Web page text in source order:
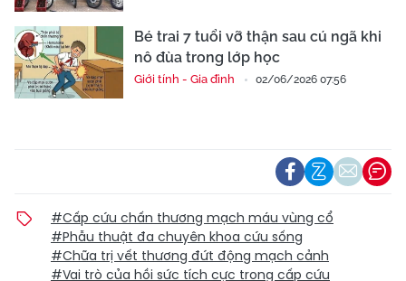
Bé trai 7 tuổi vỡ thận sau cú ngã khi
nô đùa trong lớp học
Giới tính - Gia đình 02/06/2026 07:56
#Cấp cứu chấn thương mạch máu vùng cổ
#Phẫu thuật đa chuyên khoa cứu sống
#Chữa trị vết thương đứt động mạch cảnh
#Vai trò của hồi sức tích cực trong cấp cứu